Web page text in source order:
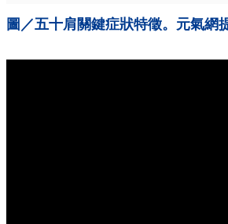
圖／五十肩關鍵症狀特徵。元氣網